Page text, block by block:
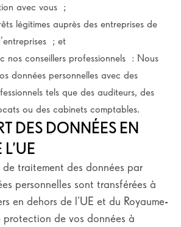
avec vous ;
légitimes auprès des entreprises de
; et
nos conseillers professionnels : Nous
données personnelles avec des
tels que des auditeurs, des
ou des cabinets comptables.
DES DONNÉES EN
traitement des données par
personnelles sont transférées à
en dehors de l’UE et du Royaume-
de vos données à